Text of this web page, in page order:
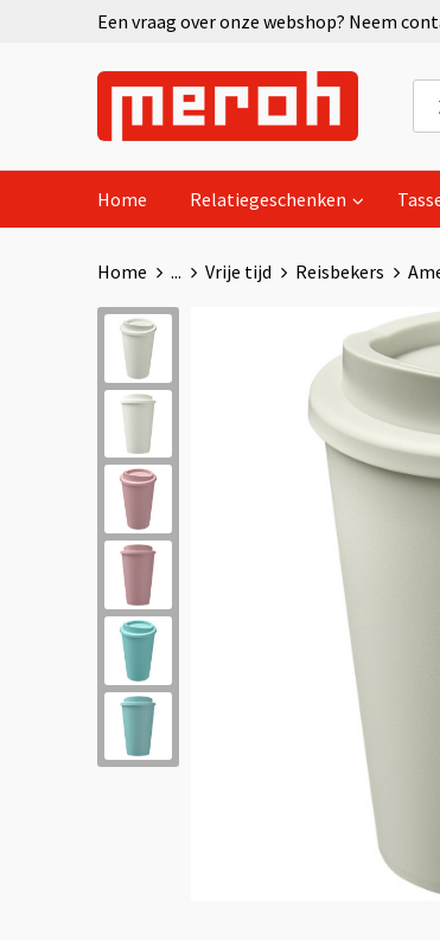
Een vraag over onze webshop? Neem
Home Relatiegeschenken
Home ... Vrije tijd Reisbekers